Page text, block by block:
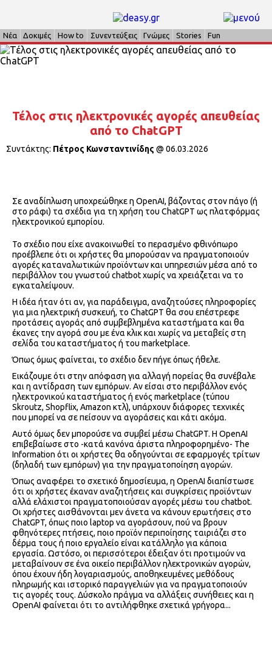
Νέα Δοκιμές How to Συνεντεύξεις Γνώμες Stories Fun
Τέλος στις ηλεκτρονικές αγορές απευθείας
από το ChatGPT
Συντάκτης: Πέτρος Κωνσταντινίδης @ 06.03.2026
Σε αναδίπλωση υποχρεώθηκε η OpenAI, βάζοντας στον πάγο (ή
στο ράφι) τα σχέδια για τη χρήση του ChatGPT ως πλατφόρμας
ηλεκτρονικού εμπορίου.
Το σχέδιο που είχε ανακοινωθεί το περασμένο φθινόπωρο
προέβλεπε ότι οι χρήστες θα μπορούσαν να πραγματοποιούν
αγορές καταναλωτικών προϊόντων και υπηρεσιών μέσα από το
περιβάλλον του γνωστού chatbot χωρίς να χρειάζεται να το
εγκαταλείψουν.
Η ιδέα ήταν ότι αν, για παράδειγμα, αναζητούσες πληροφορίες
για μια ηλεκτρική συσκευή, το ChatGPT θα σου επέστρεφε
προτάσεις αγοράς από συμβεβλημένα καταστήματα και θα
έκανες την αγορά σου με ένα κλικ και χωρίς να μεταβείς στη
σελίδα του καταστήματος ή του marketplace.
Όπως όμως φαίνεται, το σχέδιο δεν πήγε όπως ήθελε.
Εικάζουμε ότι στην απόφαση για αλλαγή πορείας θα συνέβαλε
και η αντίδραση των εμπόρων. Αν είσαι στο περιβάλλον ενός
ηλεκτρονικού καταστήματος ή ενός marketplace (τύπου
Skroutz, Shopflix, Amazon κτλ), υπάρχουν διάφορες τεχνικές
που μπορεί να σε πείσουν να αγοράσεις και κάτι ακόμα.
Αυτό όμως δεν μπορούσε να συμβεί μέσω ChatGPT. H OpenAI
επιβεβαίωσε στο -κατά κανόνα άριστα πληροφορημένο- The
Information ότι οι χρήστες θα οδηγούνται σε εφαρμογές τρίτων
(δηλαδή των εμπόρων) για την πραγματοποίηση αγορών.
Όπως αναφέρει το σχετικό δημοσίευμα, η OpenAI διαπίστωσε
ότι οι χρήστες έκαναν αναζητήσεις και συγκρίσεις προϊόντων
αλλά ελάχιστοι πραγματοποιούσαν αγορές μέσω του chatbot.
Οι χρήστες αισθάνονται μεν άνετα να κάνουν ερωτήσεις στο
ChatGPT, όπως ποιο laptop να αγοράσουν, πού να βρουν
φθηνότερες πτήσεις, ποιο προϊόν περιποίησης ταιριάζει στο
δέρμα τους ή ποιο εργαλείο είναι κατάλληλο για κάποια
εργασία. Ωστόσο, οι περισσότεροι έδειξαν ότι προτιμούν να
μεταβαίνουν σε ένα οικείο περιβάλλον ηλεκτρονικών αγορών,
όπου έχουν ήδη λογαριασμούς, αποθηκευμένες μεθόδους
πληρωμής και ιστορικό παραγγελιών για να πραγματοποιούν
τις αγορές τους. Δύσκολο πράγμα να αλλάξεις συνήθειες και η
OpenAI φαίνεται ότι το αντιλήφθηκε σχετικά γρήγορα...